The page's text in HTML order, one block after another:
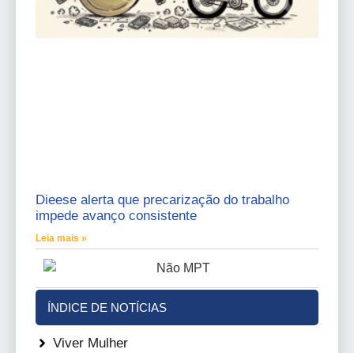
Dieese alerta que precarização do trabalho
impede avanço consistente
Leia mais »
ÍNDICE DE NOTÍCIAS
Viver Mulher